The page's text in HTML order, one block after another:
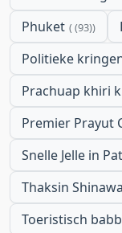
Phuket (93)
Politieke
Prachuap khiri
Premier Prayut
Snelle Jelle in
Thaksin
Toeristisch